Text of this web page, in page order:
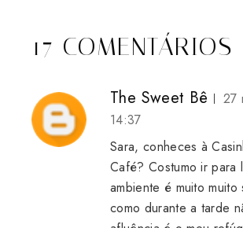
17 COMENTÁRIOS
The Sweet Bê
27
14:37
Sara, conheces à
Café? Costumo ir para
ambiente é muito muito
como durante a tarde